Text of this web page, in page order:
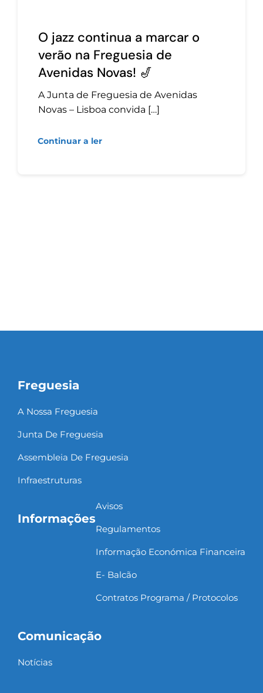
O jazz continua a marcar o
verão na Freguesia de
Avenidas Novas! 🎷
A Junta de Freguesia de Avenidas
Novas – Lisboa convida […]
Continuar a ler
Freguesia
A Nossa Freguesia
Junta De Freguesia
Assembleia De Freguesia
Infraestruturas
Informações
Avisos
Regulamentos
Informação Económica Financeira
E- Balcão
Contratos Programa / Protocolos
Comunicação
Notícias